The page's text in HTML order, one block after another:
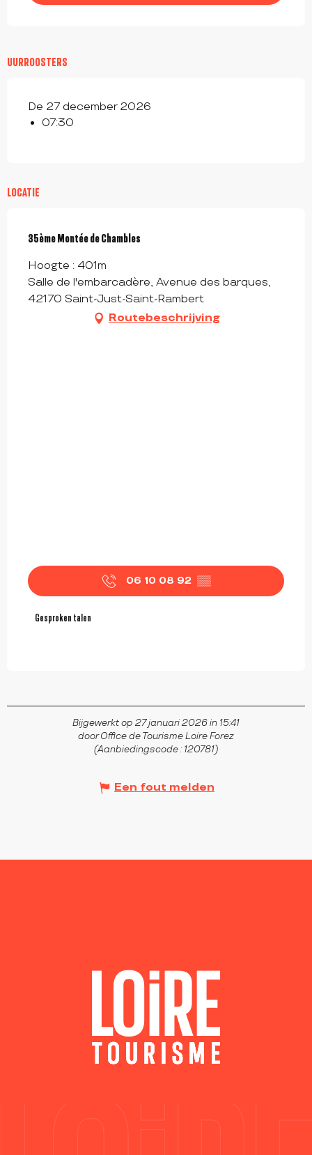
UURROOSTERS
De 27 december 2026
07:30
LOCATIE
35ème Montée de Chambles
Hoogte : 401m
Salle de l'embarcadère, Avenue des barques,
42170 Saint-Just-Saint-Rambert
Routebeschrijving
06 10 08 92 ▒▒
Gesproken talen
Gesproken talen
Bijgewerkt op 27 januari 2026 in 15:41
door Office de Tourisme Loire Forez
(Aanbiedingscode : 120781)
Een fout melden